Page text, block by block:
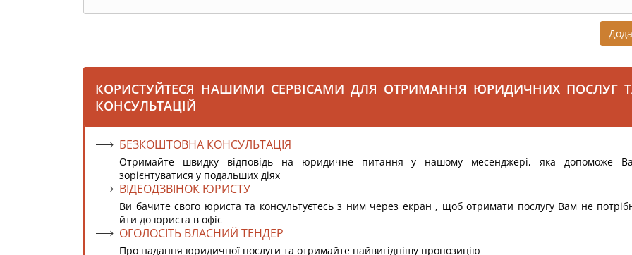
КОРИСТУЙТЕСЯ НАШИМИ СЕРВІСАМИ ДЛЯ ОТРИМАННЯ ЮРИДИЧНИХ ПОСЛУГ
КОНСУЛЬТАЦІЙ
БЕЗКОШТОВНА КОНСУЛЬТАЦІЯ
Отримайте швидку відповідь на юридичне питання у нашому месенджері, яка допоможе
зорієнтуватися у подальших діях
ВІДЕОДЗВІНОК ЮРИСТУ
Ви бачите свого юриста та консультуєтесь з ним через екран , щоб отримати послугу Вам не
йти до юриста в офіс
ОГОЛОСІТЬ ВЛАСНИЙ ТЕНДЕР
Про надання юридичної послуги та отримайте найвигіднішу пропозицію